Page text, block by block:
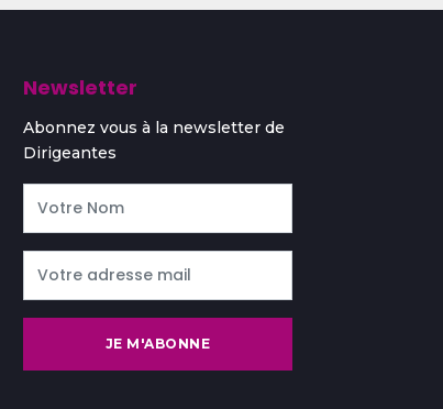
Newsletter
Abonnez vous à la newsletter de
Dirigeantes
JE M'ABONNE